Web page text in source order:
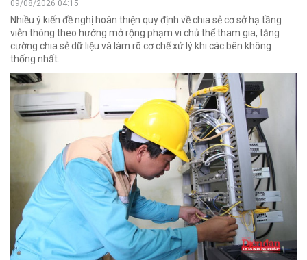
09/08/2026 04:15
Nhiều ý kiến đề nghị hoàn thiện quy định về chia sẻ cơ sở hạ tầng
viễn thông theo hướng mở rộng phạm vi chủ thể tham gia, tăng
cường chia sẻ dữ liệu và làm rõ cơ chế xử lý khi các bên không
thống nhất.